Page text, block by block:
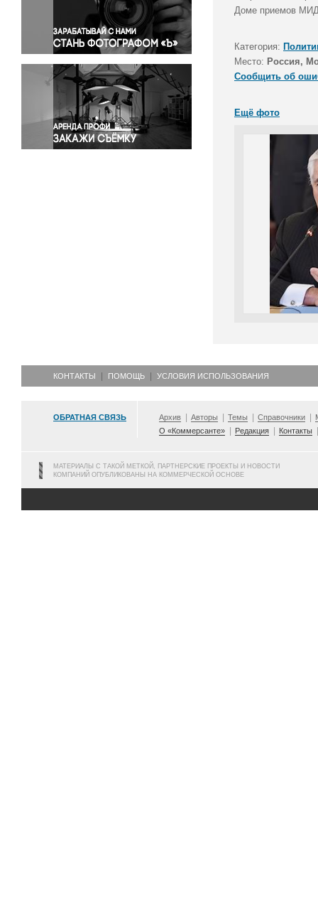
Правосудие
Происшествия и конфликты
Религия
Светская жизнь
Спорт
Экология
Экономика и бизнес
Доме приемов МИД
Категория:
Место: Россия,
Сообщить об
Ещё фото
КОНТАКТЫ ПОМОЩЬ УСЛОВИЯ ИСПОЛЬЗОВАНИЯ
ОБРАТНАЯ СВЯЗЬ Архив Авторы Темы Справочники
О «Коммерсанте»
Редакция Контакты
МАТЕРИАЛЫ С ТАКОЙ МЕТКОЙ, ПАРТНЕРСКИЕ ПРОЕКТЫ И НОВОСТИ
КОМПАНИЙ ОПУБЛИКОВАНЫ НА КОММЕРЧЕСКОЙ ОСНОВЕ